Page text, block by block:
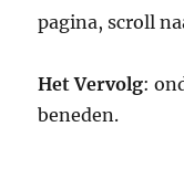
pagina, scroll
Het Vervolg:
beneden.